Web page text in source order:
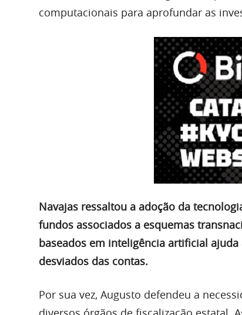
computacionais para aprofundar as
Navajas ressaltou a adoção da
fundos associados a esquemas
baseados em inteligência artificial
desviados das contas.
Por sua vez, Augusto defendeu a